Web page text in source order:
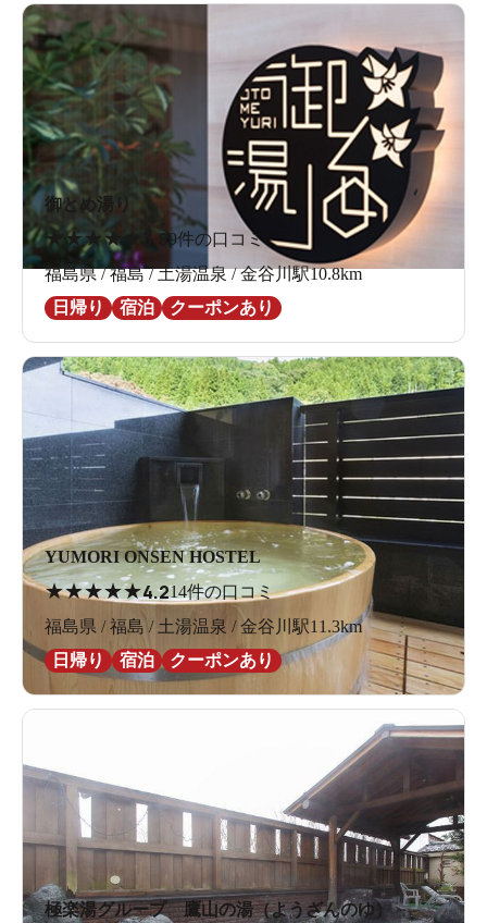
御とめ湯り
★ ★★ ★ ★ 3.89件の口コミ
福島県 / 福島 / 土湯温泉 / 金谷川駅10.8km
日帰り
宿泊 クーポンあり
YUMORI ONSEN HOSTEL
★★★★★4.214件の口コミ
福島県 / 福島 / 土湯温泉 / 金谷川駅11.3km
日帰り
宿泊 クーポンあり
極楽湯グループ 鷹山の湯（ようざんのゆ）